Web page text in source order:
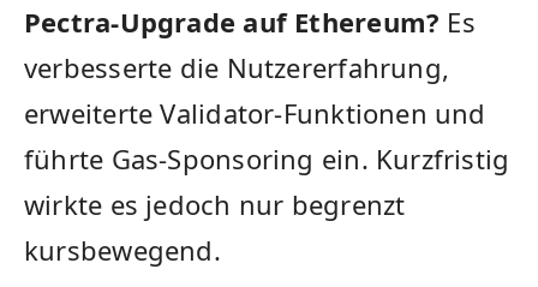
Pectra-Upgrade auf Ethereum? Es
verbesserte die Nutzererfahrung,
erweiterte Validator-Funktionen und
führte Gas-Sponsoring ein. Kurzfristig
wirkte es jedoch nur begrenzt
kursbewegend.